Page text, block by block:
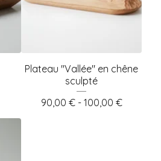
Plateau "Vallée" en chêne
sculpté
90,00 €- 100,00 €